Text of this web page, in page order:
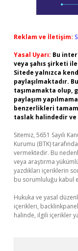
Reklam ve İletişim:
Yasal Uyarı: Bu
veya şahıs şirketi
Sitede yalnızca
paylaşılmaktadır.
taşımamakta olup,
paylaşım
benzerlikleri
taslak halindedir
Sitemiz, 5651 Sayılı
Kurumu (BTK)
vermektedir. Bu
veya araştırma
yazdıkları içeriklerin
bu sorumluluğu kabul
Hukuka ve yasal
içerikleri,
halinde, ilgili içerikler